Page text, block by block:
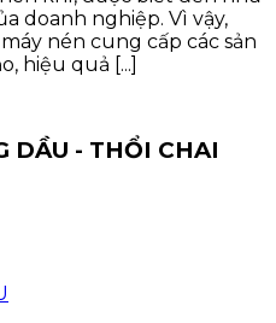
doanh nghiệp. Vì vậy,
nén cung cấp các sản
hiệu quả [...]
DẦU - THỔI CHAI